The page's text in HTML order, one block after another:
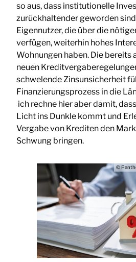
so aus, dass institutionelle
zurückhaltender geworden
Eigennutzer, die über die
verfügen, weiterhin hohes
Wohnungen haben. Die bereits
neuen
schwelende Zinsunsicherheit
Finanzierungsprozess in die
ich rechne hier aber damit,
Licht ins Dunkle kommt und
Vergabe von Krediten den
Schwung bringen.
©